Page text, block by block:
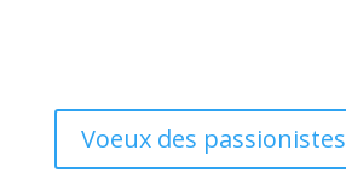
Voeux des passionistes